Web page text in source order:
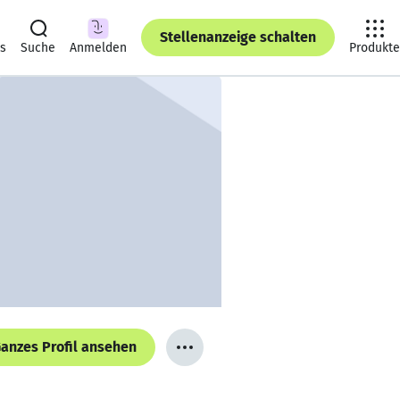
Suche Anmelden
Stellenanzeige schalten
Produkte
Profil ansehen